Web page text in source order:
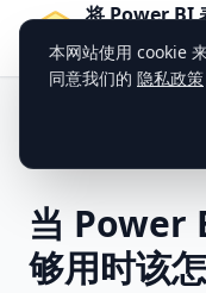
将 Power BI
PDF — BI
专业数据导出工具
当 Power
够用时该
本网站使用 cookie
同意我们的 隐私政策